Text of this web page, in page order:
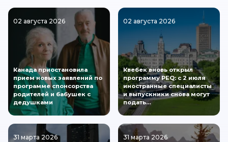
02 августа 2026
Канада приостановила
прием новых заявлений по
программе спонсорства
родителей и бабушек с
дедушками
02 августа 2026
Квебек вновь открыл
программу PEQ: с 2 июля
иностранные специалисты
и выпускники снова могут
подать…
31 марта 2026 31 марта 2026